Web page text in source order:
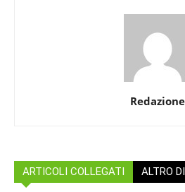
Redazione
ARTICOLI COLLEGATI ALTRO